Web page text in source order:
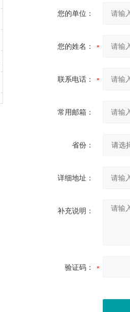
您的单位：
您的姓名：
联系电话：
常用邮箱：
省份：
详细地址：
补充说明：
验证码：